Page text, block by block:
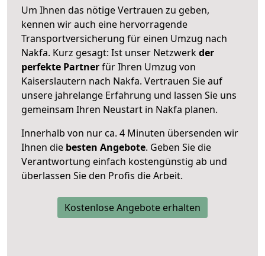
Um Ihnen das nötige Vertrauen zu geben,
kennen wir auch eine hervorragende
Transportversicherung für einen Umzug nach
Nakfa. Kurz gesagt: Ist unser Netzwerkder
perfekte Partnerfür Ihren Umzug von
Kaiserslautern nach Nakfa. Vertrauen Sie auf
unsere jahrelange Erfahrung und lassen Sie uns
gemeinsam Ihren Neustart in Nakfa planen.
Innerhalb von nur ca. 4 Minuten übersenden wir
Ihnen die besten Angebote. Geben Sie die
Verantwortung einfach kostengünstig ab und
überlassen Sie den Profis die Arbeit.
Kostenlose Angebote erhalten